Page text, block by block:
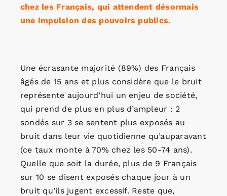
chez les Français, qui attendent désormais
une impulsion des pouvoirs publics.
Une écrasante majorité (89%) des Français
âgés de 15 ans et plus considère que le bruit
représente aujourd’hui un enjeu de société,
qui prend de plus en plus d’ampleur : 2
sondés sur 3 se sentent plus exposés au
bruit dans leur vie quotidienne qu’auparavant
(ce taux monte à 70% chez les 50-74 ans).
Quelle que soit la durée, plus de 9 Français
sur 10 se disent exposés chaque jour à un
bruit qu’ils jugent excessif. Reste que,